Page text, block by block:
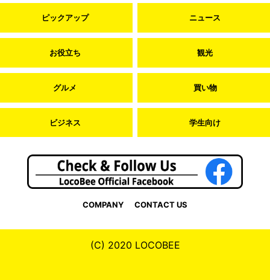
ピックアップ ニュース
お役立ち 観光
グルメ 買い物
ビジネス 学生向け
COMPANY CONTACT US
(C) 2020 LOCOBEE